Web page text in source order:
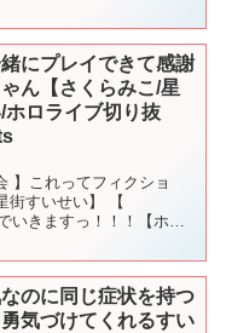
にプレイできて感謝
ん【さくらみこ/星
ホロライブ切り抜
】これってフィクショ
街すいせい】 【
いきますっ！！！【ホロ
のに同じ症状を持つ
気づけてくれるすい